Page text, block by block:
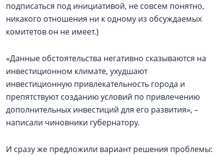
подписаться под инициативой, не совсем понятно,
никакого отношения ни к одному из обсуждаемых
комитетов он не имеет.)
«Данные обстоятельства негативно сказываются на
инвестиционном климате, ухудшают
инвестиционную привлекательность города и
препятствуют созданию условий по привлечению
дополнительных инвестиций для его развития», –
написали чиновники губернатору.
И сразу же предложили вариант решения проблемы: